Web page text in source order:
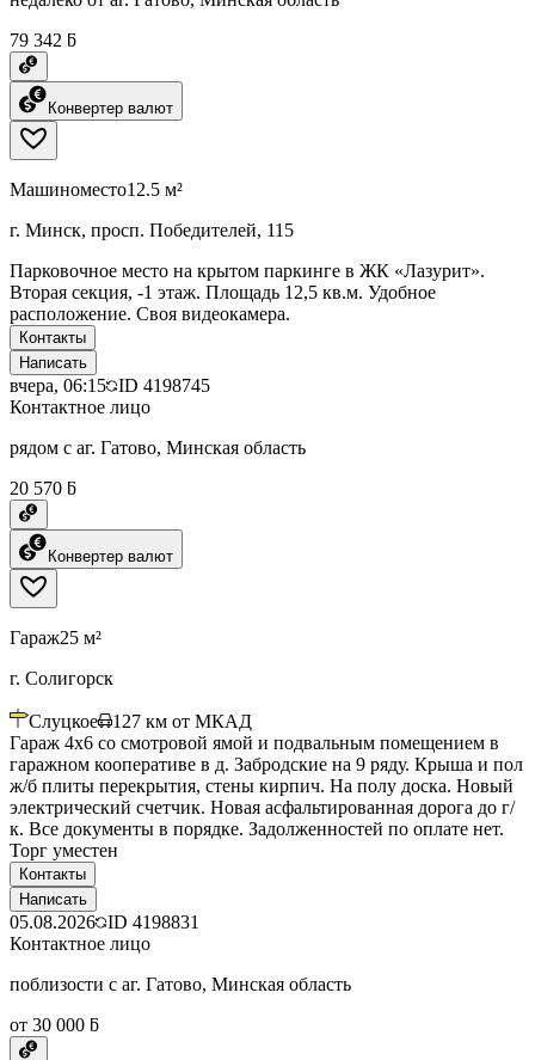
79 342 ƃ
Конвертер валют
Машиноместо12.5 м²
г. Минск, просп. Победителей, 115
Парковочное место на крытом паркинге в ЖК «Лазурит».
Вторая секция, -1 этаж. Площадь 12,5 кв.м. Удобное
расположение. Своя видеокамера.
Контакты
Написать
вчера, 06:15 ID 4198745
Контактное лицо
рядом с аг. Гатово, Минская область
20 570 ƃ
Конвертер валют
Гараж25 м²
г. Солигорск
Слуцкое 127 км от МКАД
Гараж 4х6 со смотровой ямой и подвальным помещением в
гаражном кооперативе в д. Забродские на 9 ряду. Крыша и пол
ж/б плиты перекрытия, стены кирпич. На полу доска. Новый
электрический счетчик. Новая асфальтированная дорога до г/
к. Все документы в порядке. Задолженностей по оплате нет.
Торг уместен
Контакты
Написать
05.08.2026 ID 4198831
Контактное лицо
поблизости с аг. Гатово, Минская область
от 30 000 ƃ